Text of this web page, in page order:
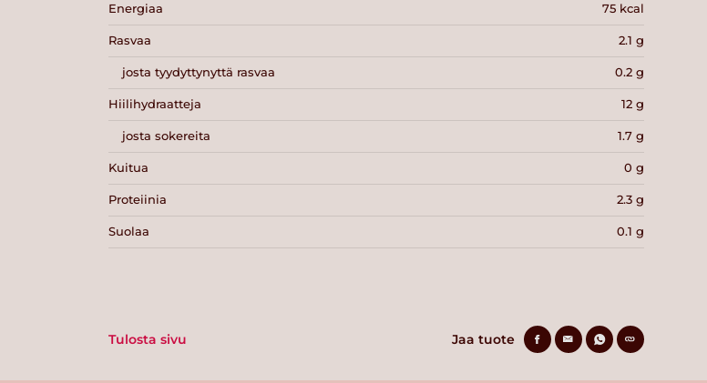
Energiaa 75 kcal
Rasvaa 2.1 g
josta tyydyttynyttä rasvaa 0.2 g
Hiilihydraatteja 12 g
josta sokereita 1.7 g
Kuitua 0 g
Proteiinia 2.3 g
Suolaa 0.1 g
Tulosta sivu Jaa tuote